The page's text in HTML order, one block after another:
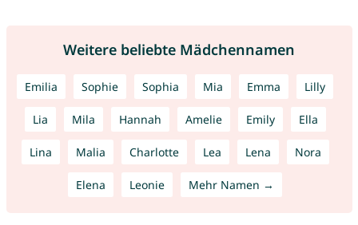
Weitere beliebte Mädchennamen
Emilia Sophie Sophia Mia Emma Lilly
Lia Mila Hannah Amelie Emily Ella
Lina Malia Charlotte Lea Lena Nora
Elena Leonie Mehr Namen →